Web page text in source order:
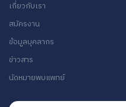
เกี่ยวกับเรา
สมัครงาน
ข้อมูลบุคลากร
ข่าวสาร
นัดหมายพบแพทย์